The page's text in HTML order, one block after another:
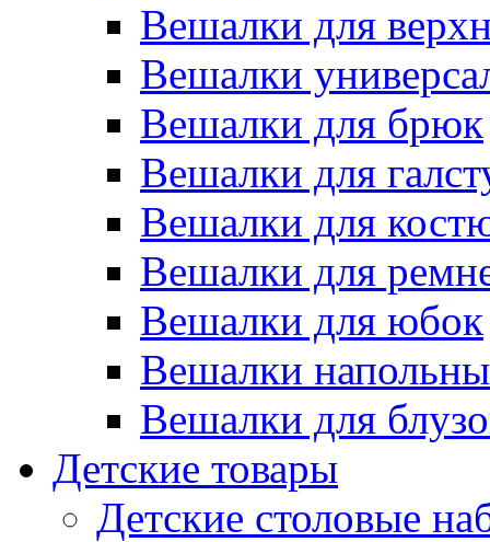
Вешалки для
Вешалки
Вешалки для брюк
Вешалки для
Вешалки для
Вешалки для
Вешалки для юбок
Вешалки
Вешалки для
Детские товары
Детские столовые